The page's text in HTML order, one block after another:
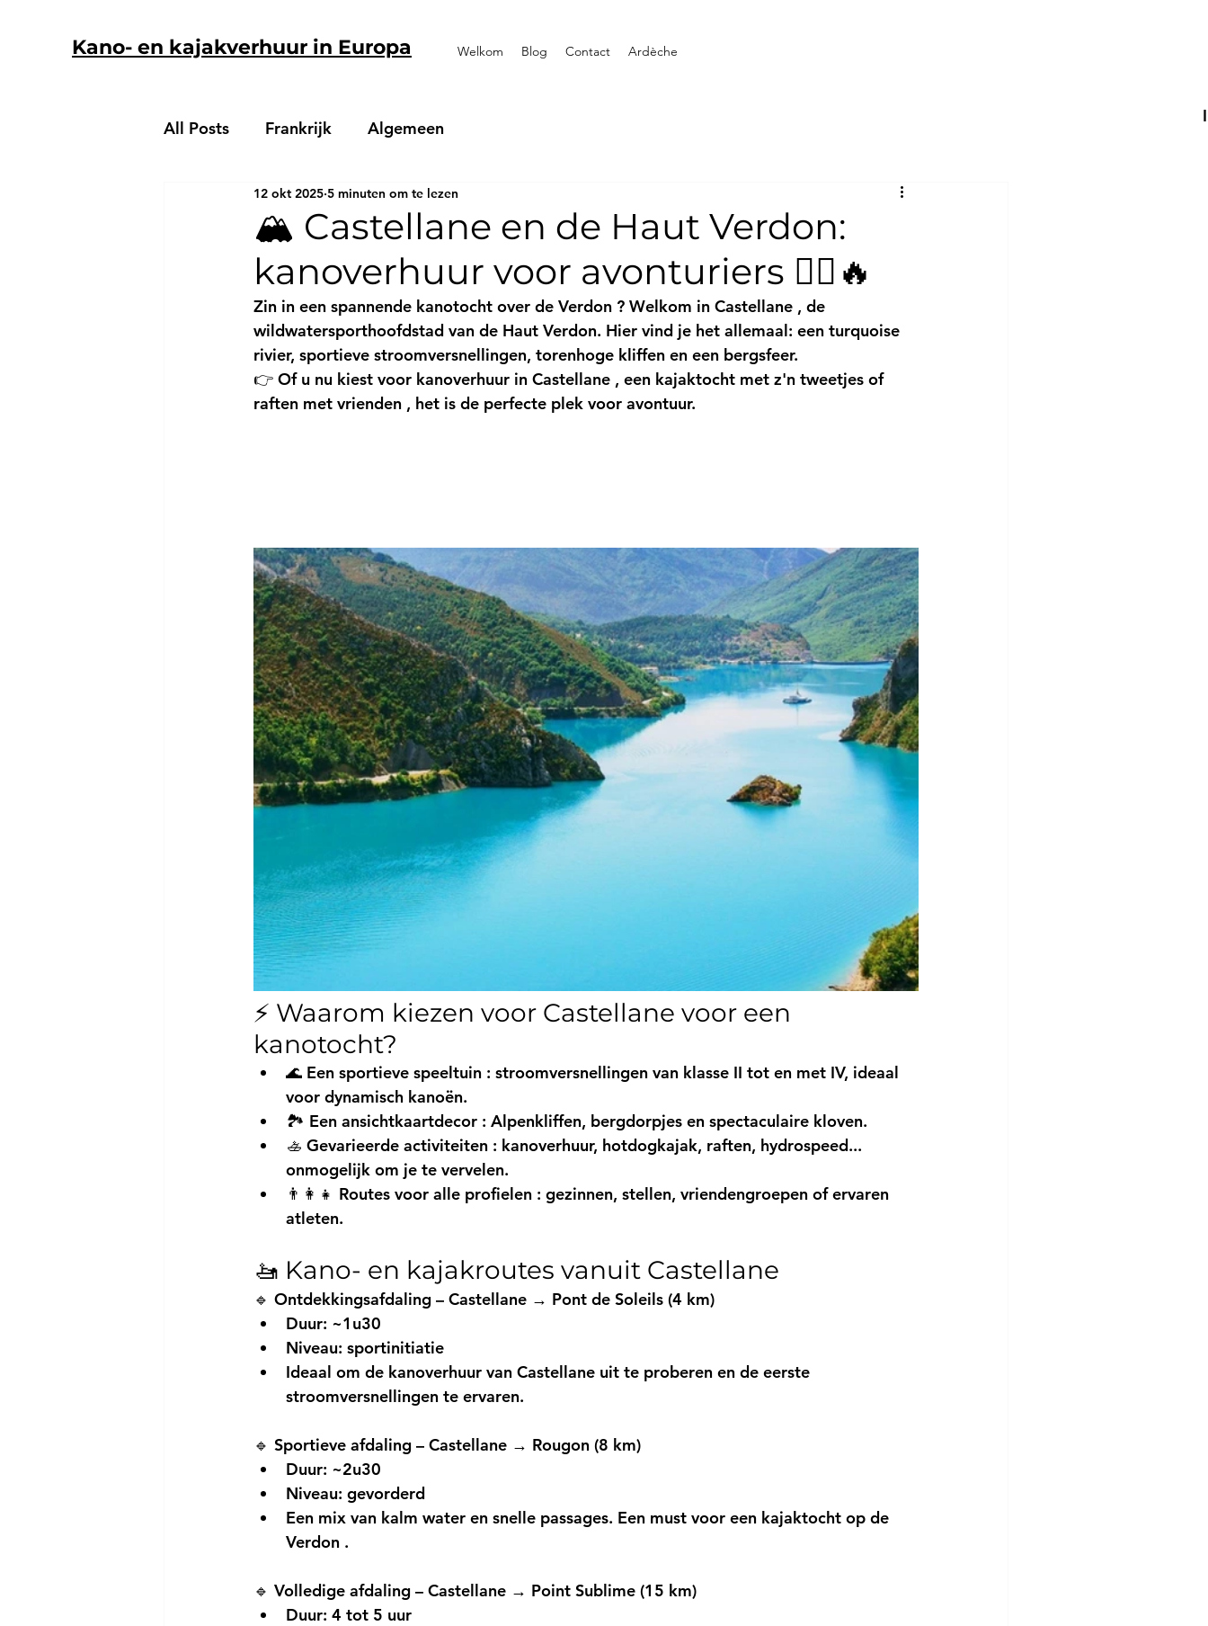
Kano- en kajakverhuur in Europa Welkom Blog Contact Ardèche
All Posts Frankrijk Algemeen
🏔️ Castellane en de Haut Verdon:
kanoverhuur voor avonturiers 🚣‍♂️🔥
12 okt 2025 5 minuten om te lezen
Zin in een spannende kanotocht over de Verdon ? Welkom in Castellane , de
wildwatersporthoofdstad van de Haut Verdon. Hier vind je het allemaal: een turquoise
rivier, sportieve stroomversnellingen, torenhoge kliffen en een bergsfeer.
👉 Of u nu kiest voor kanoverhuur in Castellane , een kajaktocht met z'n tweetjes of
raften met vrienden , het is de perfecte plek voor avontuur.
⚡ Waarom kiezen voor Castellane voor een
kanotocht?
🌊 Een sportieve speeltuin : stroomversnellingen van klasse II tot en met IV, ideaal
voor dynamisch kanoën.
🏞️ Een ansichtkaartdecor : Alpenkliffen, bergdorpjes en spectaculaire kloven.
🚣 Gevarieerde activiteiten : kanoverhuur, hotdogkajak, raften, hydrospeed...
onmogelijk om je te vervelen.
👨👩👧 Routes voor alle profielen : gezinnen, stellen, vriendengroepen of ervaren
atleten.
🚤 Kano- en kajakroutes vanuit Castellane
🔹 Ontdekkingsafdaling – Castellane → Pont de Soleils (4 km)
Duur: ~1u30
Niveau: sportinitiatie
Ideaal om de kanoverhuur van Castellane uit te proberen en de eerste
stroomversnellingen te ervaren.
🔹 Sportieve afdaling – Castellane → Rougon (8 km)
Duur: ~2u30
Niveau: gevorderd
Een mix van kalm water en snelle passages. Een must voor een kajaktocht op de
Verdon .
🔹 Volledige afdaling – Castellane → Point Sublime (15 km)
Duur: 4 tot 5 uur